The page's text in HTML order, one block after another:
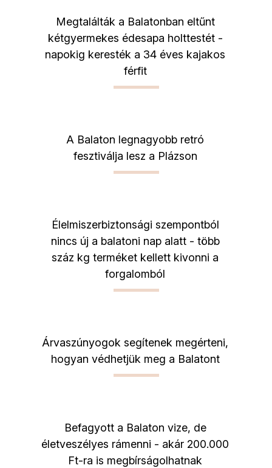
Megtalálták a Balatonban eltűnt
kétgyermekes édesapa holttestét -
napokig keresték a 34 éves kajakos
férfit
A Balaton legnagyobb retró
fesztiválja lesz a Plázson
Élelmiszerbiztonsági szempontból
nincs új a balatoni nap alatt - több
száz kg terméket kellett kivonni a
forgalomból
Árvaszúnyogok segítenek megérteni,
hogyan védhetjük meg a Balatont
Befagyott a Balaton vize, de
életveszélyes rámenni - akár 200.000
Ft-ra is megbírságolhatnak